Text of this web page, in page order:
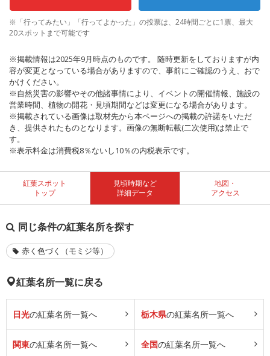
※「行ってみたい」「行ってよかった」の投票は、24時間ごとに1票、最大
20スポットまで可能です
※掲載情報は2025年9月時点のものです。 随時更新をしておりますが内
容が変更となっている場合がありますので、事前にご確認のうえ、おで
かけください。
※自然災害の影響やその他諸事情により、イベントの開催情報、施設の
営業時間、植物の開花・見頃期間などは変更になる場合があります。
※掲載されている画像は取材先から本ページへの掲載の許諾をいただ
き、提供されたものとなります。画像の無断転載(二次使用)は禁止で
す。
※表示料金は消費税8％ないし10％の内税表示です。
紅葉スポット
トップ
見頃時期など
詳細データ
地図・
アクセス
同じ条件の紅葉名所を探す
赤く色づく（モミジ等）
紅葉名所一覧に戻る
日光の紅葉名所一覧へ 栃木県の紅葉名所一覧へ
関東の紅葉名所一覧へ 全国の紅葉名所一覧へ